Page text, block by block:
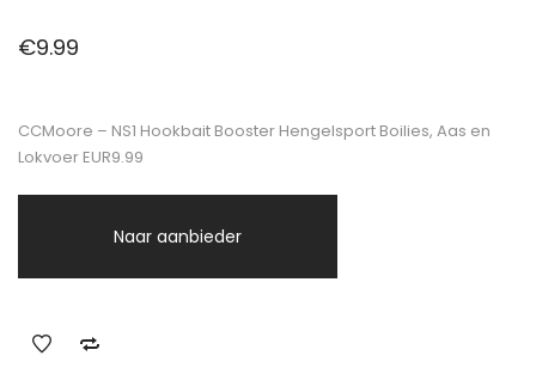
€9.99
CCMoore – NS1 Hookbait Booster Hengelsport Boilies, Aas en
Lokvoer EUR9.99
Naar aanbieder